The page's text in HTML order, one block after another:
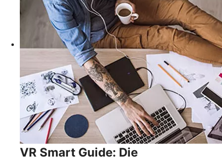
VR Smart Guide: Die